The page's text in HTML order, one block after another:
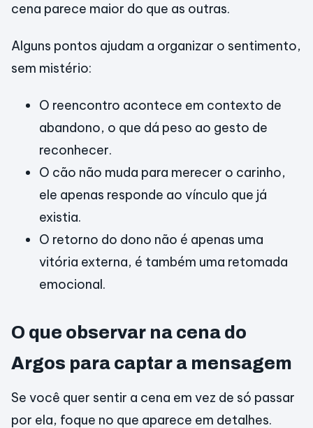
cena parece maior do que as outras.
Alguns pontos ajudam a organizar o sentimento,
sem mistério:
O reencontro acontece em contexto de
abandono, o que dá peso ao gesto de
reconhecer.
O cão não muda para merecer o carinho,
ele apenas responde ao vínculo que já
existia.
O retorno do dono não é apenas uma
vitória externa, é também uma retomada
emocional.
O que observar na cena do
Argos para captar a mensagem
Se você quer sentir a cena em vez de só passar
por ela, foque no que aparece em detalhes.